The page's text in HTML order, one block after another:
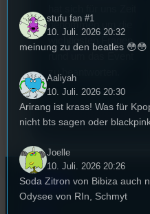
genommen um die
wichtigsten Fragen
zu beantworten.
Kontakt
stufu fan #1
10. Juli. 2026 20:32
meinung zu den beatles 😳😳
Aaliyah
10. Juli. 2026 20:30
Arirang ist krass! Was für
nicht bts sagen oder
Joelle
10. Juli. 2026 20:26
Soda Zitron von Bibiza auch
Odysee von RIn, Schmyt